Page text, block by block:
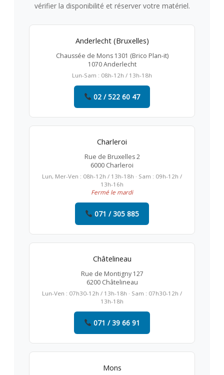
vérifier la disponibilité et réserver votre matériel.
Anderlecht (Bruxelles)
Chaussée de Mons 1301 (Brico Plan-it)
1070 Anderlecht
Lun-Sam : 08h-12h / 13h-18h
02 / 522 60 47
Charleroi
Rue de Bruxelles 2
6000 Charleroi
Lun, Mer-Ven : 08h-12h / 13h-18h · Sam : 09h-12h /
13h-16h
Fermé le mardi
071 / 305 885
Châtelineau
Rue de Montigny 127
6200 Châtelineau
Lun-Ven : 07h30-12h / 13h-18h · Sam : 07h30-12h /
13h-18h
071 / 39 66 91
Mons